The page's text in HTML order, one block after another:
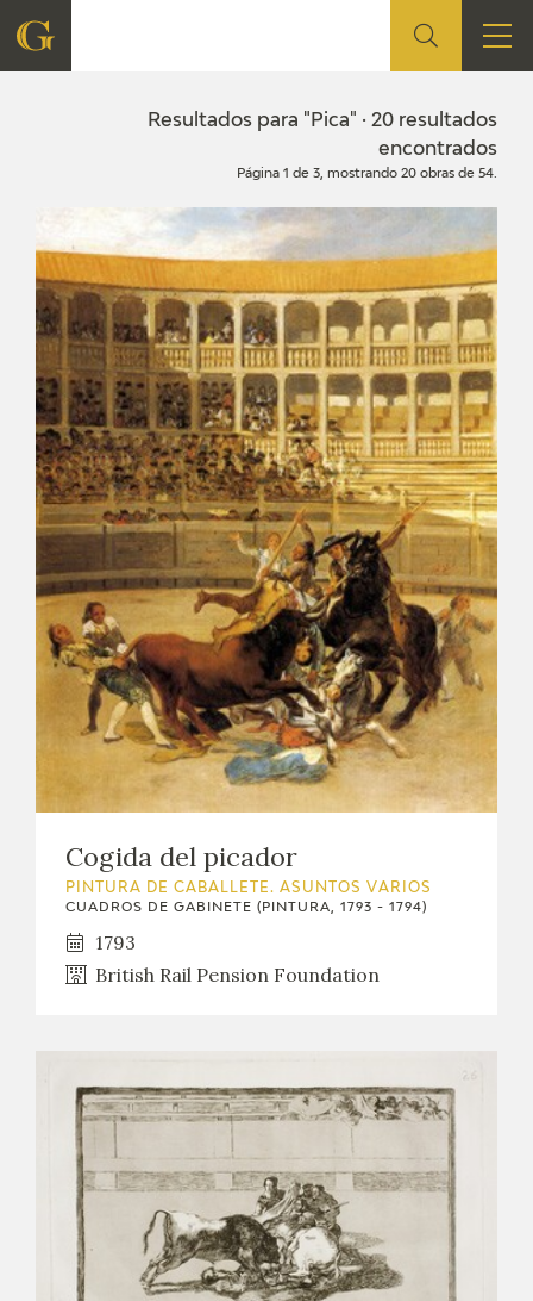
CENTRO DE INVESTIGACIÓN Y DOCUMENTACIÓN
ACCIÓN CORPORATIVA
CONTACTO
PROGRAMACIÓN
ACTIVIDADES
ACTUALIDAD
SALA DE PRENSA
FRANCISCO DE GOYA
CRONOLOGÍA
CATÁLOGO
GOYA EN EL MUNDO
GOYA EN ARAGÓN
PREMIO ARAGÓN GOYA
Resultados para "Pica" · 20 resultados
encontrados
Página 1 de 3, mostrando 20 obras de 54.
Cogida del picador
PINTURA DE CABALLETE. ASUNTOS VARIOS
CUADROS DE GABINETE (PINTURA, 1793 - 1794)
1793
British Rail Pension Foundation